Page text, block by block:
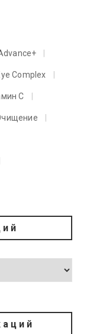
Complex
C